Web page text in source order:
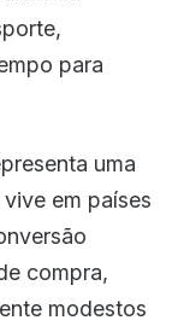
para
uma
em países
compra,
modestos